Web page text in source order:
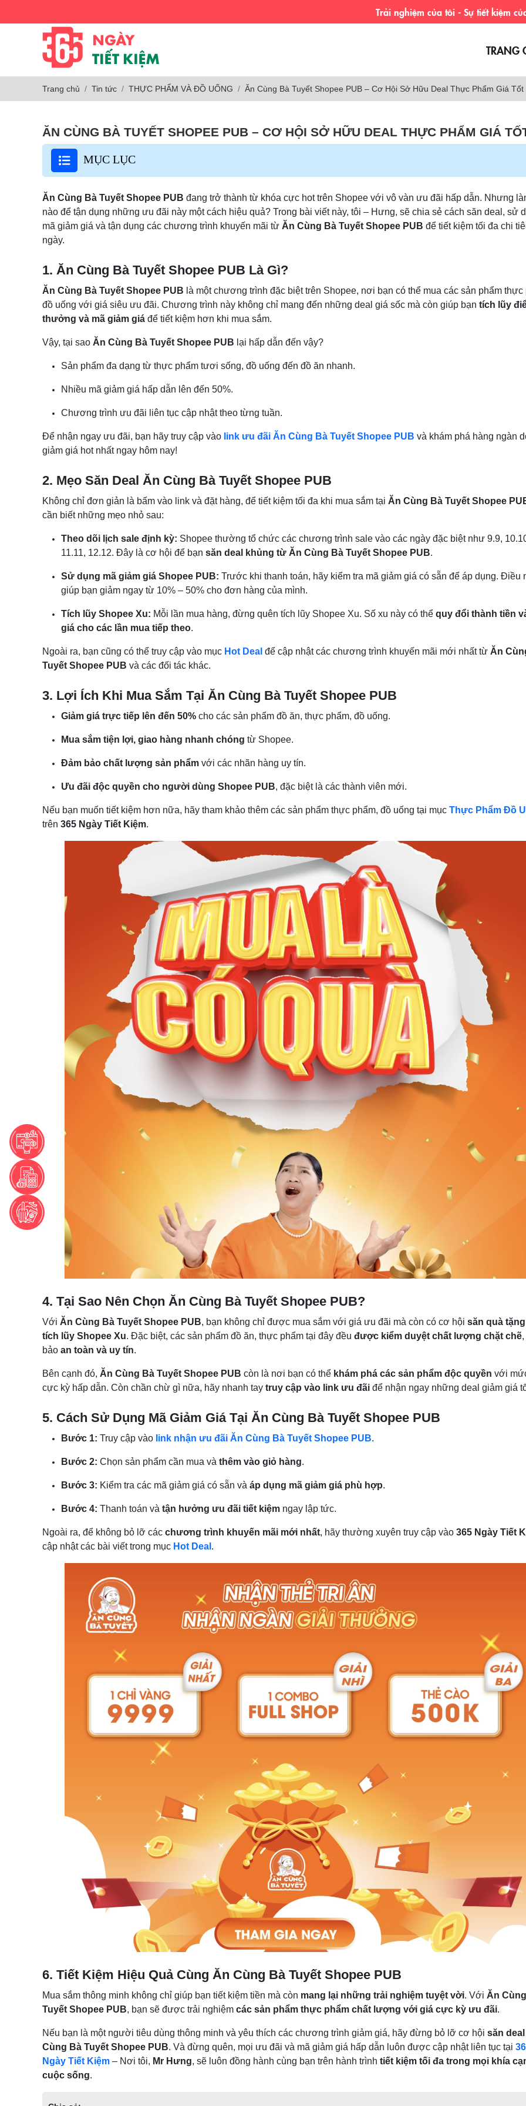
Trải nghiệm của tôi - Sự tiết kiệm của bạn.
TRANG
Trang chủ Tin tức THỰC PHẨM VÀ ĐỒ UỐNG Ăn Cùng Bà Tuyết Shopee PUB – Cơ Hội Sở Hữu Deal Thực Phẩm Giá Tốt
ĂN CÙNG BÀ TUYẾT SHOPEE PUB – CƠ HỘI SỞ HỮU DEAL THỰC PHẨM GIÁ
MỤC LỤC
Ăn Cùng Bà Tuyết Shopee PUB đang trở thành từ khóa cực hot trên Shopee với vô vàn ưu đãi hấp dẫn. Nhưng
nào để tận dụng những ưu đãi này một cách hiệu quả? Trong bài viết này, tôi – Hưng, sẽ chia sẻ cách săn deal, sử
mã giảm giá và tận dụng các chương trình khuyến mãi từ Ăn Cùng Bà Tuyết Shopee PUB để tiết kiệm tối đa chi
ngày.
1. Ăn Cùng Bà Tuyết Shopee PUB Là Gì?
Ăn Cùng Bà Tuyết Shopee PUB là một chương trình đặc biệt trên Shopee, nơi bạn có thể mua các sản phẩm thực
đồ uống với giá siêu ưu đãi. Chương trình này không chỉ mang đến những deal giá sốc mà còn giúp bạn tích lũy
thưởng và mã giảm giá để tiết kiệm hơn khi mua sắm.
Vậy, tại sao Ăn Cùng Bà Tuyết Shopee PUB lại hấp dẫn đến vậy?
Sản phẩm đa dạng từ thực phẩm tươi sống, đồ uống đến đồ ăn nhanh.
Nhiều mã giảm giá hấp dẫn lên đến 50%.
Chương trình ưu đãi liên tục cập nhật theo từng tuần.
Để nhận ngay ưu đãi, bạn hãy truy cập vào link ưu đãi Ăn Cùng Bà Tuyết Shopee PUB và khám phá hàng ngàn
giảm giá hot nhất ngay hôm nay!
2. Mẹo Săn Deal Ăn Cùng Bà Tuyết Shopee PUB
Không chỉ đơn giản là bấm vào link và đặt hàng, để tiết kiệm tối đa khi mua sắm tại Ăn Cùng Bà Tuyết Shopee
cần biết những mẹo nhỏ sau:
Theo dõi lịch sale định kỳ: Shopee thường tổ chức các chương trình sale vào các ngày đặc biệt như 9.9,
11.11, 12.12. Đây là cơ hội để bạn săn deal khủng từ Ăn Cùng Bà Tuyết Shopee PUB.
Sử dụng mã giảm giá Shopee PUB: Trước khi thanh toán, hãy kiểm tra mã giảm giá có sẵn để áp dụng. Điều
giúp bạn giảm ngay từ 10% – 50% cho đơn hàng của mình.
Tích lũy Shopee Xu: Mỗi lần mua hàng, đừng quên tích lũy Shopee Xu. Số xu này có thể quy đổi thành tiền
giá cho các lần mua tiếp theo.
Ngoài ra, bạn cũng có thể truy cập vào mục Hot Deal để cập nhật các chương trình khuyến mãi mới nhất từ Ăn
Tuyết Shopee PUB và các đối tác khác.
3. Lợi Ích Khi Mua Sắm Tại Ăn Cùng Bà Tuyết Shopee PUB
Giảm giá trực tiếp lên đến 50% cho các sản phẩm đồ ăn, thực phẩm, đồ uống.
Mua sắm tiện lợi, giao hàng nhanh chóng từ Shopee.
Đảm bảo chất lượng sản phẩm với các nhãn hàng uy tín.
Ưu đãi độc quyền cho người dùng Shopee PUB, đặc biệt là các thành viên mới.
Nếu bạn muốn tiết kiệm hơn nữa, hãy tham khảo thêm các sản phẩm thực phẩm, đồ uống tại mục Thực Phẩm Đồ
trên 365 Ngày Tiết Kiệm.
4. Tại Sao Nên Chọn Ăn Cùng Bà Tuyết Shopee PUB?
Với Ăn Cùng Bà Tuyết Shopee PUB, bạn không chỉ được mua sắm với giá ưu đãi mà còn có cơ hội săn quà
tích lũy Shopee Xu. Đặc biệt, các sản phẩm đồ ăn, thực phẩm tại đây đều được kiểm duyệt chất lượng chặt chẽ
bảo an toàn và uy tín.
Bên cạnh đó, Ăn Cùng Bà Tuyết Shopee PUB còn là nơi bạn có thể khám phá các sản phẩm độc quyền với
cực kỳ hấp dẫn. Còn chần chừ gì nữa, hãy nhanh tay truy cập vào link ưu đãi để nhận ngay những deal giảm giá
5. Cách Sử Dụng Mã Giảm Giá Tại Ăn Cùng Bà Tuyết Shopee PUB
Bước 1: Truy cập vào link nhận ưu đãi Ăn Cùng Bà Tuyết Shopee PUB.
Bước 2: Chọn sản phẩm cần mua và thêm vào giỏ hàng.
Bước 3: Kiểm tra các mã giảm giá có sẵn và áp dụng mã giảm giá phù hợp.
Bước 4: Thanh toán và tận hưởng ưu đãi tiết kiệm ngay lập tức.
Ngoài ra, để không bỏ lỡ các chương trình khuyến mãi mới nhất, hãy thường xuyên truy cập vào 365 Ngày Tiết
cập nhật các bài viết trong mục Hot Deal .
6. Tiết Kiệm Hiệu Quả Cùng Ăn Cùng Bà Tuyết Shopee PUB
Mua sắm thông minh không chỉ giúp bạn tiết kiệm tiền mà còn mang lại những trải nghiệm tuyệt vời. Với Ăn
Tuyết Shopee PUB, bạn sẽ được trải nghiệm các sản phẩm thực phẩm chất lượng với giá cực kỳ ưu đãi.
Nếu bạn là một người tiêu dùng thông minh và yêu thích các chương trình giảm giá, hãy đừng bỏ lỡ cơ hội săn
Cùng Bà Tuyết Shopee PUB. Và đừng quên, mọi ưu đãi và mã giảm giá hấp dẫn luôn được cập nhật liên tục tại
Ngày Tiết Kiệm – Nơi tôi, Mr Hưng, sẽ luôn đồng hành cùng bạn trên hành trình tiết kiệm tối đa trong mọi khía
cuộc sống.